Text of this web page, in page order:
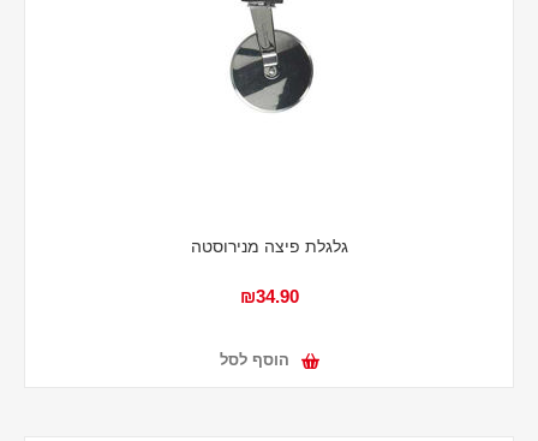
גלגלת פיצה מנירוסטה
₪34.90
הוסף לסל